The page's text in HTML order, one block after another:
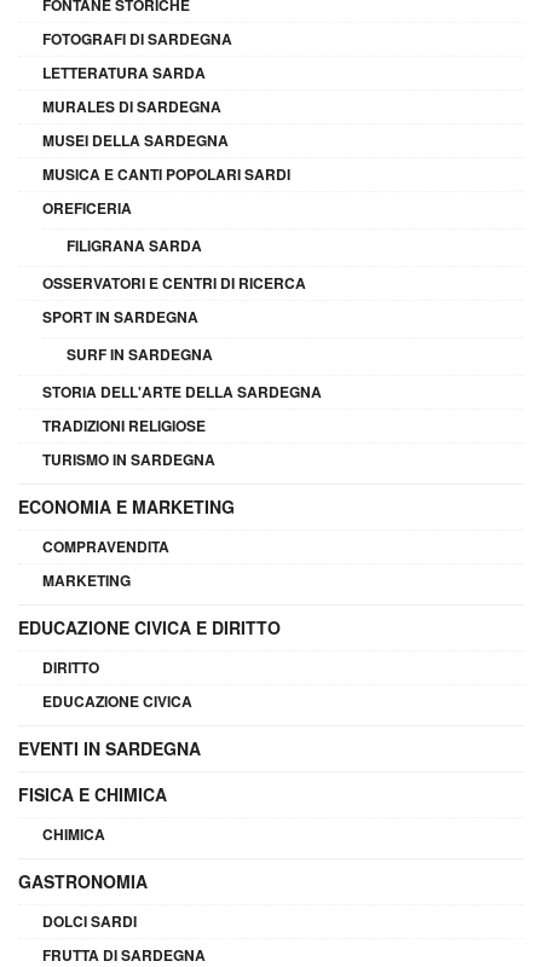
FONTANE STORICHE
FOTOGRAFI DI SARDEGNA
LETTERATURA SARDA
MURALES DI SARDEGNA
MUSEI DELLA SARDEGNA
MUSICA E CANTI POPOLARI SARDI
OREFICERIA
FILIGRANA SARDA
OSSERVATORI E CENTRI DI RICERCA
SPORT IN SARDEGNA
SURF IN SARDEGNA
STORIA DELL'ARTE DELLA SARDEGNA
TRADIZIONI RELIGIOSE
TURISMO IN SARDEGNA
ECONOMIA E MARKETING
COMPRAVENDITA
MARKETING
EDUCAZIONE CIVICA E DIRITTO
DIRITTO
EDUCAZIONE CIVICA
EVENTI IN SARDEGNA
FISICA E CHIMICA
CHIMICA
GASTRONOMIA
DOLCI SARDI
FRUTTA DI SARDEGNA